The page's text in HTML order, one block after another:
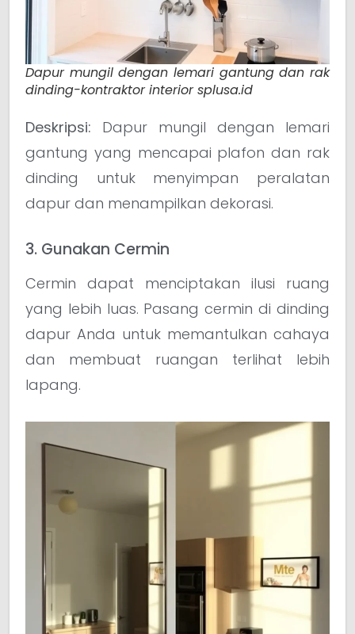
Dapur mungil dengan lemari gantung dan rak
dinding-kontraktor interior splusa.id
Deskripsi: Dapur mungil dengan lemari
gantung yang mencapai plafon dan rak
dinding untuk menyimpan peralatan
dapur dan menampilkan dekorasi.
3. Gunakan Cermin
Cermin dapat menciptakan ilusi ruang
yang lebih luas. Pasang cermin di dinding
dapur Anda untuk memantulkan cahaya
dan membuat ruangan terlihat lebih
lapang.